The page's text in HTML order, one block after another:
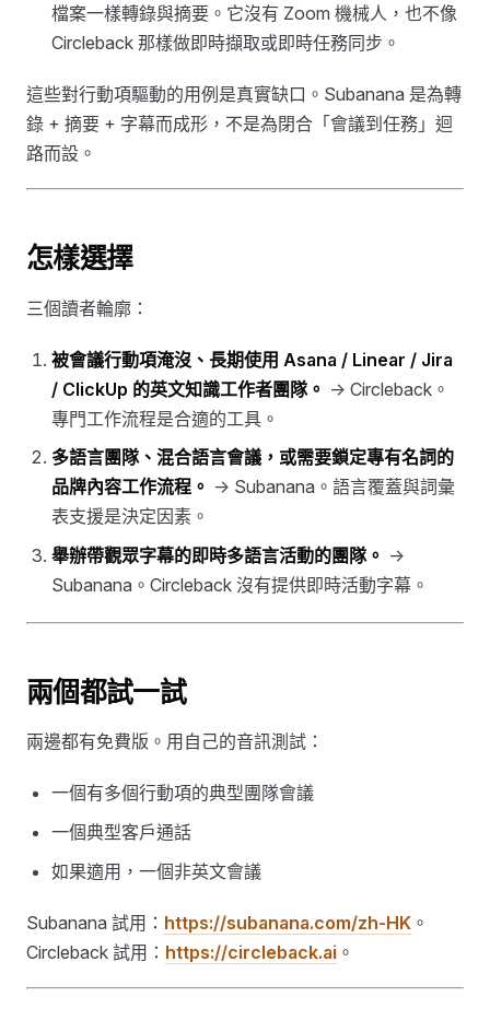
檔案一樣轉錄與摘要。它沒有 Zoom 機械人，也不像
Circleback 那樣做即時擷取或即時任務同步。
這些對行動項驅動的用例是真實缺口。Subanana 是為轉
錄 + 摘要 + 字幕而成形，不是為閉合「會議到任務」迴
路而設。
怎樣選擇
三個讀者輪廓：
被會議行動項淹沒、長期使用 Asana / Linear / Jira
/ ClickUp 的英文知識工作者團隊。 → Circleback。
專門工作流程是合適的工具。
多語言團隊、混合語言會議，或需要鎖定專有名詞的
品牌內容工作流程。 → Subanana。語言覆蓋與詞彙
表支援是決定因素。
舉辦帶觀眾字幕的即時多語言活動的團隊。 →
Subanana。Circleback 沒有提供即時活動字幕。
兩個都試一試
兩邊都有免費版。用自己的音訊測試：
一個有多個行動項的典型團隊會議
一個典型客戶通話
如果適用，一個非英文會議
Subanana 試用： https://subanana.com/zh-HK 。
Circleback 試用： https://circleback.ai 。